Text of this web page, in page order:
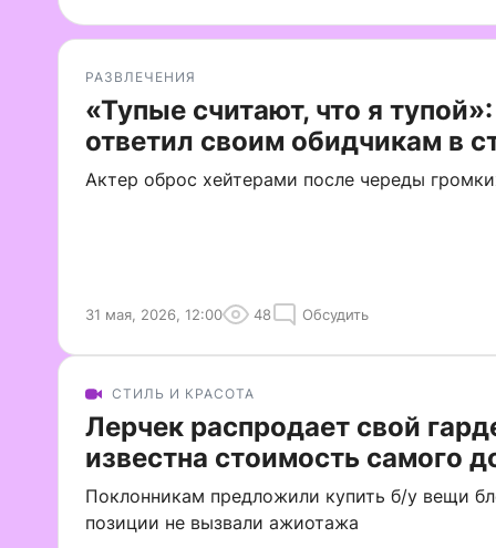
РАЗВЛЕЧЕНИЯ
«Тупые считают, что я
ответил своим обидчикам в
Актер оброс хейтерами после череды
31 мая, 2026, 12:00 48 Обсудить
СТИЛЬ И КРАСОТА
Лерчек распродает свой
известна стоимость самого
Поклонникам предложили купить б/у вещи
позиции не вызвали ажиотажа